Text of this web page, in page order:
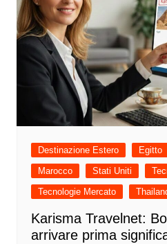
Destinazione Estero Egitto
Marocco
Stati Uniti
Tecnologie Mercato
Karisma Travelnet:
arrivare prima